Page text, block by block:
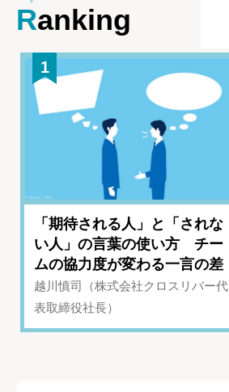
Ranking
1
「期待される人」と「されな
い人」の言葉の使い方 チー
ムの協力度が変わる一言の差
越川慎司（株式会社クロスリバー代
表取締役社長）